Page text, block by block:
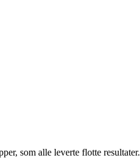
som alle leverte flotte resultater.